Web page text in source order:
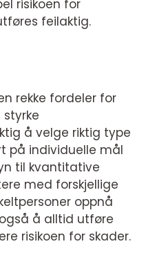
risikoen for
feilaktig.
rekke fordeler for
å velge riktig type
på individuelle mål
til kvantitative
med forskjellige
oppnå
å alltid utføre
risikoen for skader.